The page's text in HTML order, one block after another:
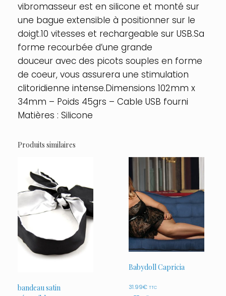
vibromasseur est en silicone et monté sur
une bague extensible à positionner sur le
doigt.10 vitesses et rechargeable sur USB.Sa
forme recourbée d’une grande
douceur avec des picots souples en forme
de coeur, vous assurera une stimulation
clitoridienne intense.Dimensions 102mm x
34mm – Poids 45grs – Cable USB fourni
Matières : Silicone
Produits similaires
bandeau satin
Babydoll Capricia
31.99€ TTC